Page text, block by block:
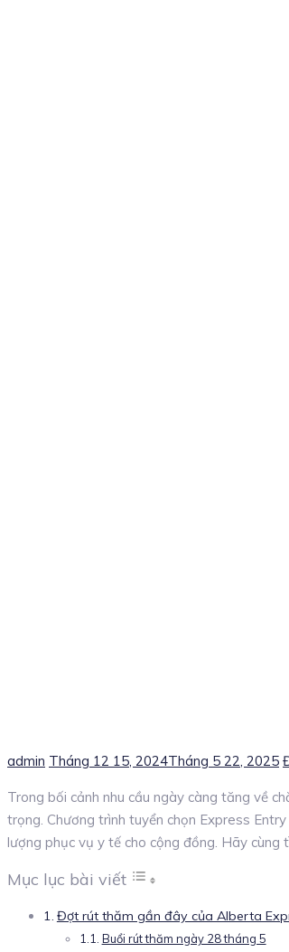
Author
admin Posted
Tháng 12 15, 2024Tháng 5 22, 2025
Trong bối cảnh nhu cầu ngày càng tăng về
trọng. Chương trình tuyển chọn Express
lượng phục vụ y tế cho cộng đồng. Hãy cùng
Mục lục bài viết
Đợt rút thăm gần đây của Alberta
Buổi rút thăm ngày 28 tháng 5